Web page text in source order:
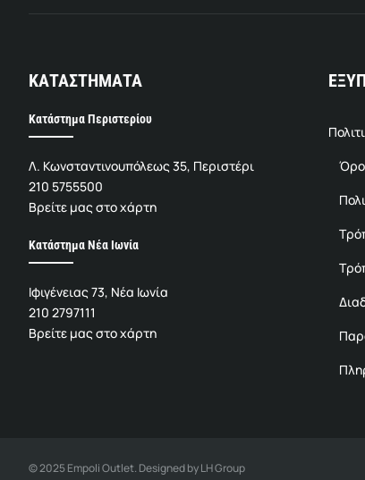
ΚΑΤΑΣΤΗΜΑΤΑ
Κατάστημα Περιστερίου
Λ. Κωνσταντινουπόλεως 35, Περιστέρι
210 5755500
Βρείτε μας στο χάρτη
Κατάστημα Νέα Ιωνία
Ιφιγένειας 73, Νέα Ιωνία
210 2797111
Βρείτε μας στο χάρτη
© 2025 Empoli Outlet. Designed by LH Group